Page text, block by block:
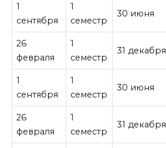
1
сентября
1
семестр
30 июня
26
февраля
1
семестр
31 декабря
1
сентября
1
семестр
30 июня
26
февраля
1
семестр
31 декабря